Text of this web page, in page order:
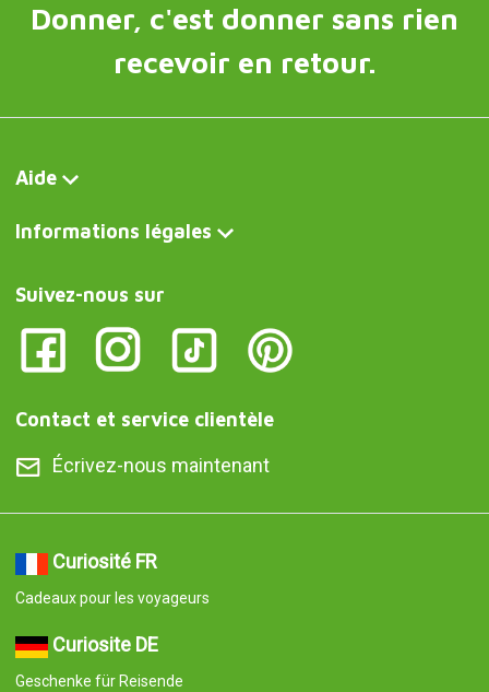
Donner, c'est donner sans rien
recevoir en retour.
Aide
Informations légales
Suivez-nous sur
Contact et service clientèle
Écrivez-nous maintenant
Curiosité FR
Cadeaux pour les voyageurs
Curiosite DE
Geschenke für Reisende